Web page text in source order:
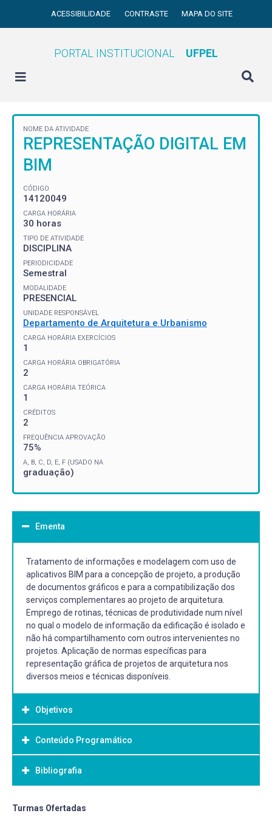
ACESSIBILIDADE CONTRASTE MAPA DO SITE
PORTAL INSTITUCIONAL UFPEL
NOME DA ATIVIDADE
REPRESENTAÇÃO DIGITAL EM
BIM
CÓDIGO
14120049
CARGA HORÁRIA
30 horas
TIPO DE ATIVIDADE
DISCIPLINA
PERIODICIDADE
Semestral
MODALIDADE
PRESENCIAL
UNIDADE RESPONSÁVEL
Departamento de Arquitetura e Urbanismo
CARGA HORÁRIA EXERCÍCIOS
1
CARGA HORÁRIA OBRIGATÓRIA
2
CARGA HORÁRIA TEÓRICA
1
CRÉDITOS
2
FREQUÊNCIA APROVAÇÃO
75%
A, B, C, D, E, F (USADO NA
graduação)
Ementa
Tratamento de informações e modelagem com uso de
aplicativos BIM para a concepção de projeto, a produção
de documentos gráficos e para a compatibilização dos
serviços complementares ao projeto de arquitetura.
Emprego de rotinas, técnicas de produtividade num nível
no qual o modelo de informação da edificação é isolado e
não há compartilhamento com outros intervenientes no
projetos. Aplicação de normas específicas para
representação gráfica de projetos de arquitetura nos
diversos meios e técnicas disponíveis.
Objetivos
Objetivo Geral:
Objetivo(s) Geral(ais):
Capacitar o aluno a utilizar os programas dando ênfase
otimizando o processo de trabalho e racionalizando o
Conteúdo Programático
Bibliografia
Bibliografia Básica:
Turmas Ofertadas